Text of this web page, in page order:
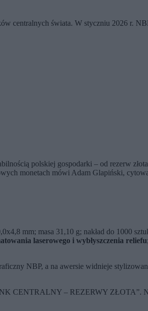
centralnych świata. W styczniu 2026 r.
polskiej gospodarki – od rezerw
monetach mówi Adam Glapiński,
mm; masa 31,10 g; nakład do 1000
laserowego i wybłyszczenia reliefu
NBP, a na awersie widnieje
CENTRALNY – REZERWY ZŁOTA”.